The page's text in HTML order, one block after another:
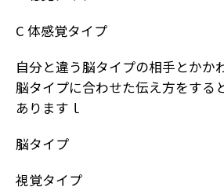
C 体感覚タイプ
自分と違う脳タイプの相手とかか
脳タイプに合わせた伝え方をする
ありますｌ
脳タイプ
視覚タイプ